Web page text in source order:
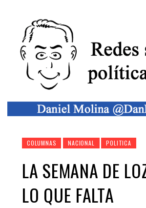
COLUMNAS NACIONAL POLITICA
LA SEMANA DE
LO QUE FALTA